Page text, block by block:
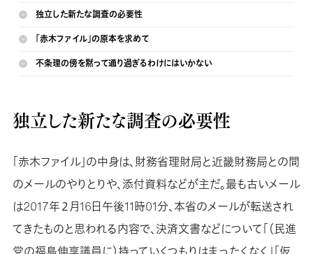
独立した新たな調査の必要性
「赤木ファイル」の原本を求めて
不条理の傍を黙って通り過ぎるわけにはいかない
独立した新たな調査の必要性
「赤木ファイル」の中身は、財務省理財局と近畿財務局との間
のメールのやりとりや、添付資料などが主だ。最も古いメール
は2017年２月16日午後11時01分、本省のメールが転送され
てきたものと思われる内容で、決済文書などについて「（民進